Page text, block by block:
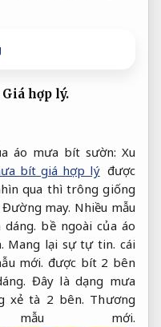
Giá hợp lý.
áo mưa bít sườn: Xu
bít giá hợp lý được
qua thì trông giống
Đường may. Nhiều mẫu
dáng. bề ngoài của áo
Mang lại sự tự tin. cái
mới. được bít 2 bên
Đây là dạng mưa
xẻ tà 2 bên. Thương
mẫu mới.